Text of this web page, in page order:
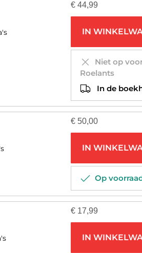
€ 44,99
IN
Niet op
Roelants
In de
€ 50,00
IN
Op
€ 17,99
IN